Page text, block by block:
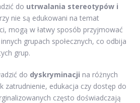
do utrwalania stereotypów i
nie są edukowani na temat
mogą w łatwy sposób przyjmować
grupach społecznych, co odbija
grup.
do dyskryminacji na różnych
zatrudnienie, edukacja czy dostęp do
często doświadczają